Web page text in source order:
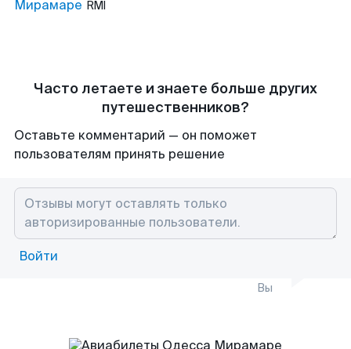
Мирамаре RMI
Часто летаете и знаете больше других
путешественников?
Оставьте комментарий — он поможет
пользователям принять решение
Войти
Вы